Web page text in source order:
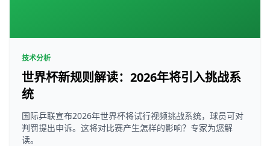
技术分析
世界杯新规则解读：2026年将引入挑战系
统
国际乒联宣布2026年世界杯将试行视频挑战系统，球员可对
判罚提出申诉。这将对比赛产生怎样的影响？专家为您解
读。